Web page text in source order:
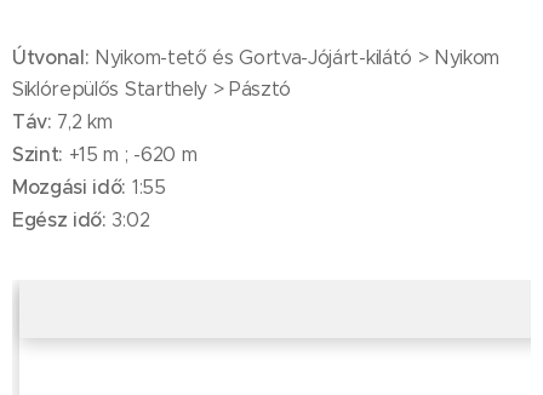
Útvonal: Nyikom-tető és Gortva-Jójárt-kilátó > Nyikom
Siklórepülős Starthely > Pásztó
Táv: 7,2 km
Szint: +15 m ; -620 m
Mozgási idő: 1:55
Egész idő: 3:02